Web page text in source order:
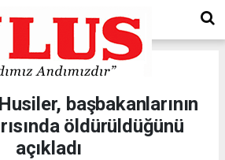
başbakanlarının
öldürüldüğünü
açıkladı